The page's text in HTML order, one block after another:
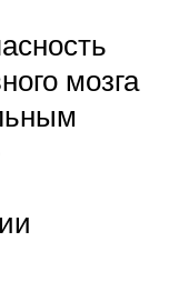
мозга